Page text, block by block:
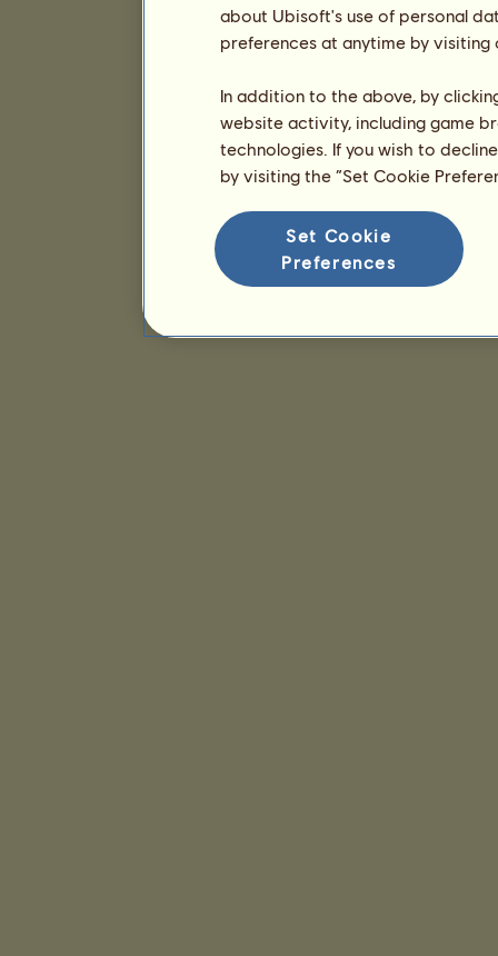
about Ubisoft's use of personal
preferences at anytime by
In addition to the above, by
website activity, including game
technologies. If you wish to
by visiting the “Set Cookie
Set Cookie
Preferences